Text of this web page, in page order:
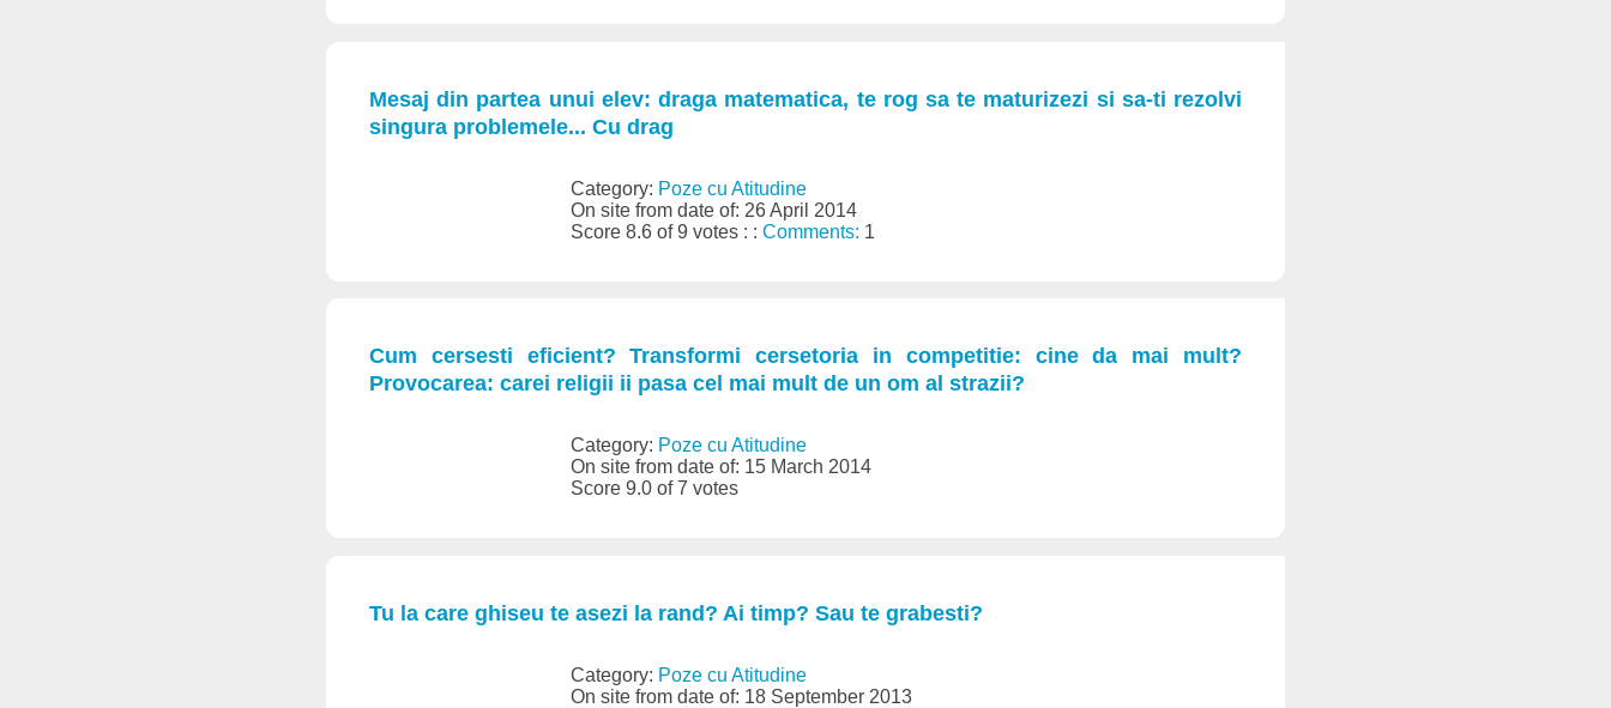
Mesaj din partea unui elev: draga matematica, te rog sa te maturizezi si sa-ti rezolvi
singura problemele... Cu drag
Category: Poze cu Atitudine
On site from date of: 26 April 2014
Score 8.6 of 9 votes : :Comments: 1
Cum cersesti eficient? Transformi cersetoria in competitie: cine da mai mult?
Provocarea: carei religii ii pasa cel mai mult de un om al strazii?
Category: Poze cu Atitudine
On site from date of: 15 March 2014
Score 9.0 of 7 votes
Tu la care ghiseu te asezi la rand? Ai timp? Sau te grabesti?
Category: Poze cu Atitudine
On site from date of: 18 September 2013